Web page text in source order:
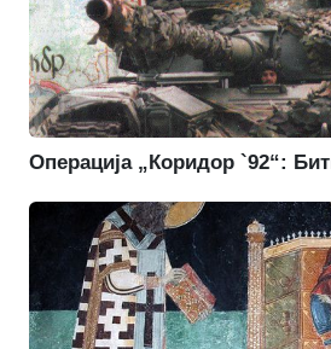
Операција „Коридор `92“: